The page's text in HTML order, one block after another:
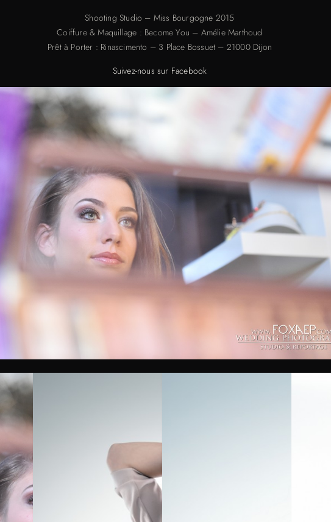
Shooting Studio – Miss Bourgogne 2015
Coiffure & Maquillage : Become You – Amélie Marthoud
Prêt à Porter : Rinascimento – 3 Place Bossuet – 21000 Dijon
Suivez-nous sur Facebook